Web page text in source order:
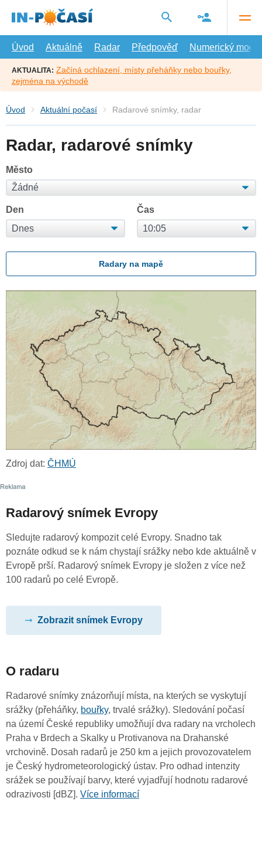
hlavní
Úvod
Aktuálně Radar Předpověď Numerický model
AKTUALITA: Začíná ochlazení, místy přeháňky nebo bouřky,
zejména na východě
Úvod Aktuální počasí Radarové snímky, radar
Radar, radarové snímky
Město
Den Čas
Radary na mapě
Zdroj dat: ČHMÚ
Radarový snímek Evropy
Sledujte radarový kompozit celé Evropy. Snadno tak
poznáte odkud se k nám chystají srážky nebo kde aktuálně v
Evropě prší. Radarový snímek Evropy je složen z více než
100 radarů po celé Evropě.
Zobrazit snímek Evropy
O radaru
Radarové snímky znázorňují místa, na kterých se vyskytují
srážky (přeháňky, bouřky, trvalé srážky). Sledování počasí
na území České republiky umožňují dva radary na vrcholech
Praha v Brdech a Skalky u Protivanova na Drahanské
vrchovině. Dosah radarů je 250 km a jejich provozovatelem
je Český hydrometeorologický ústav. Pro odhad intenzity
srážek se používají barvy, které vyjadřují hodnotu radarové
odrazivosti [dBZ]. Více informací